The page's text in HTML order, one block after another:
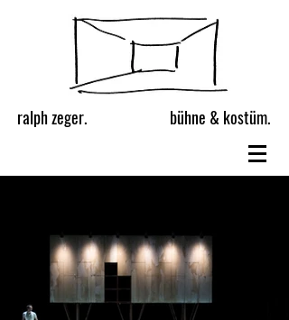
ralph zeger. bühne & kostüm.